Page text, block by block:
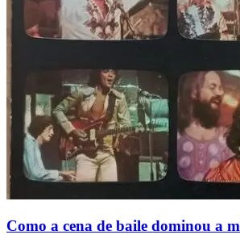
Como a cena de baile dominou a